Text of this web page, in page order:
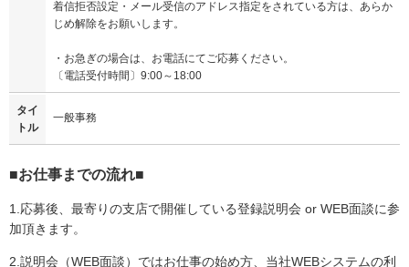
着信拒否設定・メール受信のアドレス指定をされている方は、あらか
じめ解除をお願いします。
・お急ぎの場合は、お電話にてご応募ください。
〔電話受付時間〕9:00～18:00
タイ
トル
一般事務
■お仕事までの流れ■
1.応募後、最寄りの支店で開催している登録説明会 or WEB面談に参
加頂きます。
2.説明会（WEB面談）ではお仕事の始め方、当社WEBシステムの利